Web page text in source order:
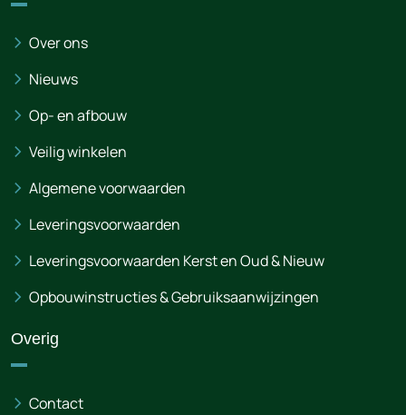
Over ons
Nieuws
Op- en afbouw
Veilig winkelen
Algemene voorwaarden
Leveringsvoorwaarden
Leveringsvoorwaarden Kerst en Oud & Nieuw
Opbouwinstructies & Gebruiksaanwijzingen
Overig
Contact